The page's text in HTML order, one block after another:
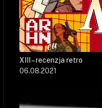
XIII – recenzja retro
06.08.2021